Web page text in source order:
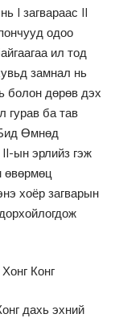
I загвараас II
одоо
ил тод
замнал нь
болон дөрөв дэх
гурав ба тав
Өмнөд
ын эрлийз гэж
өвөрмөц
хоёр загварын
Конг
дахь эхний